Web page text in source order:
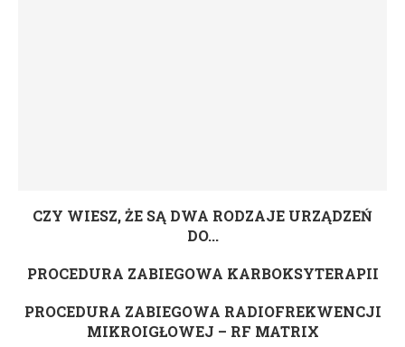
CZY WIESZ, ŻE SĄ DWA RODZAJE URZĄDZEŃ
DO...
PROCEDURA ZABIEGOWA KARBOKSYTERAPII
PROCEDURA ZABIEGOWA RADIOFREKWENCJI
MIKROIGŁOWEJ – RF MATRIX